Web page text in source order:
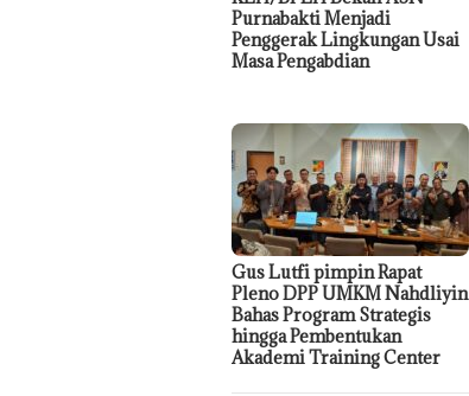
Purnabakti Menjadi
Penggerak Lingkungan Usai
Masa Pengabdian
Gus Lutfi pimpin Rapat
Pleno DPP UMKM Nahdliyin
Bahas Program Strategis
hingga Pembentukan
Akademi Training Center